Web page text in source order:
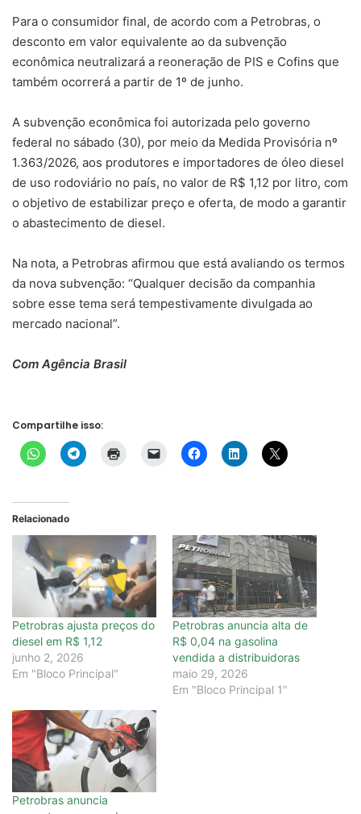
Para o consumidor final, de acordo com a Petrobras, o
desconto em valor equivalente ao da subvenção
econômica neutralizará a reoneração de PIS e Cofins que
também ocorrerá a partir de 1º de junho.
A subvenção econômica foi autorizada pelo governo
federal no sábado (30), por meio da Medida Provisória nº
1.363/2026, aos produtores e importadores de óleo diesel
de uso rodoviário no país, no valor de R$ 1,12 por litro, com
o objetivo de estabilizar preço e oferta, de modo a garantir
o abastecimento de diesel.
Na nota, a Petrobras afirmou que está avaliando os termos
da nova subvenção: “Qualquer decisão da companhia
sobre esse tema será tempestivamente divulgada ao
mercado nacional”.
Com Agência Brasil
Compartilhe isso:
Relacionado
Petrobras ajusta preços do
diesel em R$ 1,12
junho 2, 2026
Em "Bloco Principal"
Petrobras anuncia alta de
R$ 0,04 na gasolina
vendida a distribuidoras
maio 29, 2026
Em "Bloco Principal 1"
Petrobras anuncia